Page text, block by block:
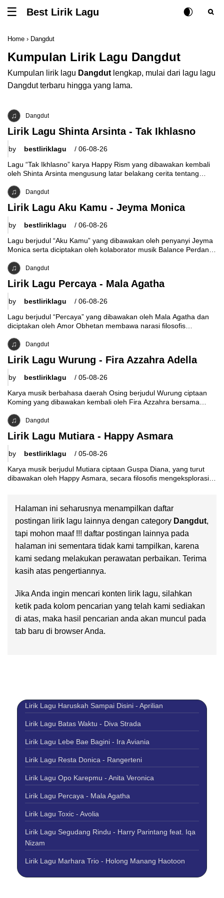
Tombol untuk membuka atau menutup menu
Best Lirik Lagu Rubah Posisi
Tombol
Home › Dangdut
Kumpulan Lirik Lagu Dangdut
Kumpulan lirik lagu Dangdut lengkap, mulai dari lagu lagu
Dangdut terbaru hingga yang lama.
Dangdut
Lirik Lagu Shinta Arsinta - Tak Ikhlasno
by bestliriklagu / 06-08-26
Lagu “Tak Ikhlasno” karya Happy Rism yang dibawakan kembali
oleh Shinta Arsinta mengusung latar belakang cerita tentang
Dangdut
Lirik Lagu Aku Kamu - Jeyma Monica
by bestliriklagu / 06-08-26
Lagu berjudul “Aku Kamu” yang dibawakan oleh penyanyi Jeyma
Monica serta diciptakan oleh kolaborator musik Balance Perdana
Dangdut
Lirik Lagu Percaya - Mala Agatha
by bestliriklagu / 06-08-26
Lagu berjudul “Percaya” yang dibawakan oleh Mala Agatha dan
diciptakan oleh Amor Obhetan membawa narasi filosofis
Dangdut
Lirik Lagu Wurung - Fira Azzahra Adella
by bestliriklagu / 05-08-26
Karya musik berbahasa daerah Osing berjudul Wurung ciptaan
Koming yang dibawakan kembali oleh Fira Azzahra bersama
Dangdut
Lirik Lagu Mutiara - Happy Asmara
by bestliriklagu / 05-08-26
Karya musik berjudul Mutiara ciptaan Guspa Diana, yang turut
dibawakan oleh Happy Asmara, secara filosofis mengeksplorasi
Halaman ini seharusnya menampilkan daftar
postingan lirik lagu lainnya dengan category Dangdut,
tapi mohon maaf !!! daftar postingan lainnya pada
halaman ini sementara tidak kami tampilkan, karena
kami sedang melakukan perawatan perbaikan. Terima
kasih atas pengertiannya.
Jika Anda ingin mencari konten lirik lagu, silahkan
ketik pada kolom pencarian yang telah kami sediakan
di atas, maka hasil pencarian anda akan muncul pada
tab baru di browser Anda.
Lirik Lagu Haruskah Sampai Disini - Aprilian
Lirik Lagu Batas Waktu - Diva Strada
Lirik Lagu Lebe Bae Bagini - Ira Aviania
Lirik Lagu Resta Donica - Rangerteni
Lirik Lagu Opo Karepmu - Anita Veronica
Lirik Lagu Percaya - Mala Agatha
Lirik Lagu Toxic - Avolia
Lirik Lagu Segudang Rindu - Harry Parintang feat. Iqa
Nizam
Lirik Lagu Marhara Trio - Holong Manang Haotoon